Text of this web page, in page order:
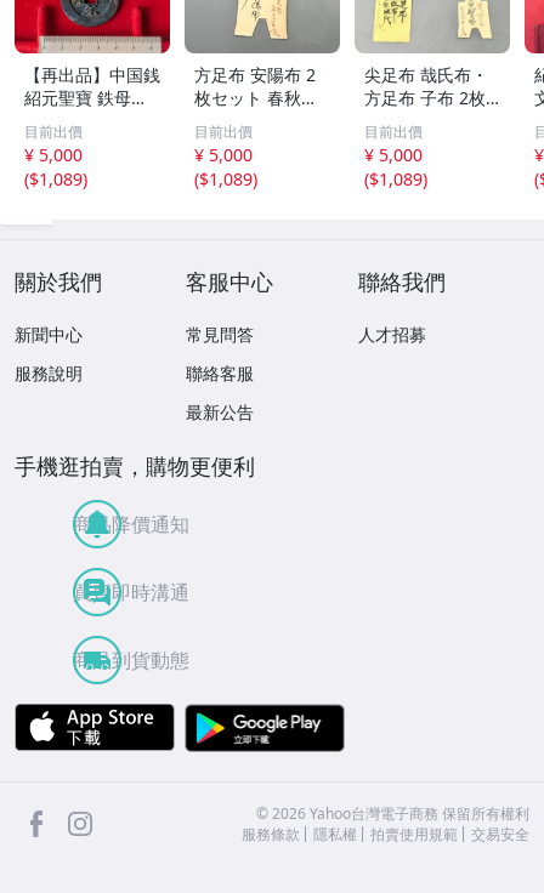
【再出品】中国銭
紹元聖寶 鉄母
銭？
目前出價
¥ 5,000
($1,089)
方足布 安陽布 2
枚セット 春秋戦
国時代 中国古代
銭貨 布貨 布幣 銅
銭 古銭 コレクシ
ョン 貨幣
目前出價
¥ 5,000
($1,089)
尖足布 哉氏布・
方足布 子布 2枚
セット 中国戦国
古銭 布幣 古銭 貨
布 貨幣
目前出價
¥ 5,000
($1,089)
(
關於我們
新聞中心
服務說明
客服中心
常見問答
聯絡客服
最新公告
聯絡我們
人才招募
手機逛拍賣，購物更便利
商品降價通知
買賣即時溝通
商品到貨動態
APP Store
facebook ©2026 Yahoo台灣電子商務 保留所有權利
服務條款
隱私權 拍賣使用規範 交易安全